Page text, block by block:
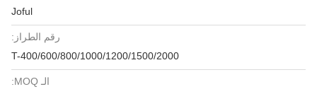
Joful
رقم الطراز:
T-400/600/800/1000/1200/1500/2000
الـ MOQ: